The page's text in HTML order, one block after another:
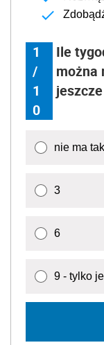
1
/
1
0
Ile
można
nie ma
3
6
9 - tylko